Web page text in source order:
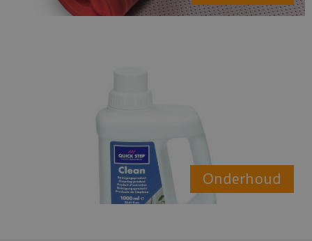
Onderhoud